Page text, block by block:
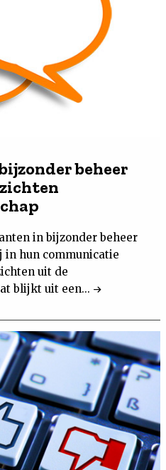
beheer
in bijzonder beheer
in hun communicatie
uit de
blijkt uit een...